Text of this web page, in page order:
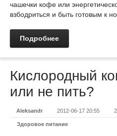
чашечки кофе или
взбодриться и быть готовым к
Подробнее
Кислородный
или не пить?
Aleksandr 2012-06-17 20:55
Здоровое питание